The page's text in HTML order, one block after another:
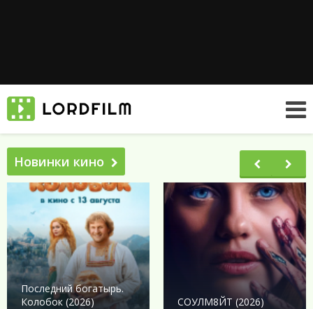
Новинки кино
Последний богатырь.
Колобок (2026)
СОУЛМ8ЙТ (2026)